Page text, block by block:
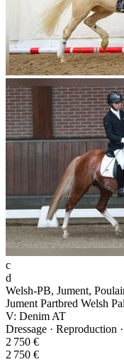
c
d
Welsh-PB, Jument,
Jument Partbred Welsh
V: Denim AT
Dressage · Reproduction
2 750 €
2 750 €